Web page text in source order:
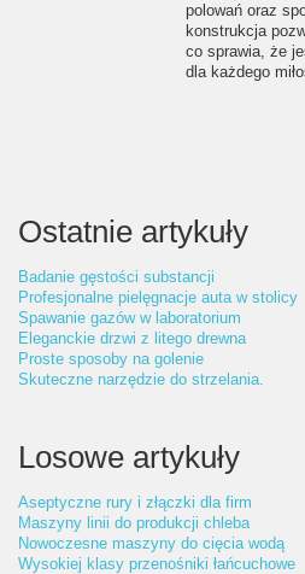
polowań oraz
konstrukcja
co sprawia, że
dla każdego
Ostatnie artykuły
Badanie gęstości substancji
Profesjonalne pielęgnacje auta w stolicy
Spawanie gazów w laboratorium
Eleganckie drzwi z litego drewna
Proste sposoby na golenie
Skuteczne narzędzie do strzelania.
Losowe artykuły
Aseptyczne rury i złączki dla firm
Maszyny linii do produkcji chleba
Nowoczesne maszyny do cięcia wodą
Wysokiej klasy przenośniki łańcuchowe